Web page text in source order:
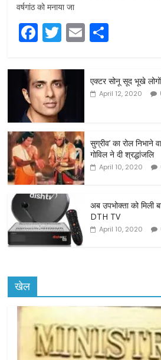
वर्षगांठ को मनाया जा
F
a
c
e
b
o
o
k
T
w
itt
er
E
m
ar
e
एक्टर सोनू सूद भूखे
April 12, 2020
सुग्रीव’ का रोल
गोविल ने दी श्रद्धांजलि
April 10, 2020
अब उपभोक्ता को मिली
DTH TV
April 10, 2020
खेल